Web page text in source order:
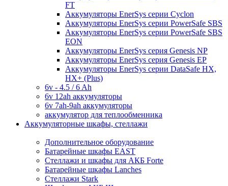
FT
Аккумуляторы EnerSys серии Cyclon
Аккумуляторы EnerSys серии PowerSafe SBS
Аккумуляторы EnerSys серии PowerSafe SBS
EON
Аккумуляторы EnerSys серия Genesis NP
Аккумуляторы EnerSys серия Genesis EP
Аккумуляторы EnerSys серии DataSafe HX,
HX+ (Plus)
6v - 4.5 / 6 Ah
6v 12ah аккумуляторы
6v 7ah-9ah аккумуляторы
аккумулятор для теплообменника
Аккумуляторные шкафы, стеллажи
Дополнительное оборудование
Батарейные шкафы EAST
Стеллажи и шкафы для АКБ Forte
Батарейные шкафы Lanches
Стеллажи Stark